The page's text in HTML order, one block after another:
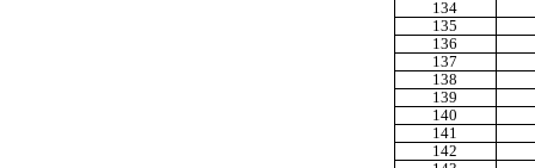
134
135
136
137
138
139
140
141
142